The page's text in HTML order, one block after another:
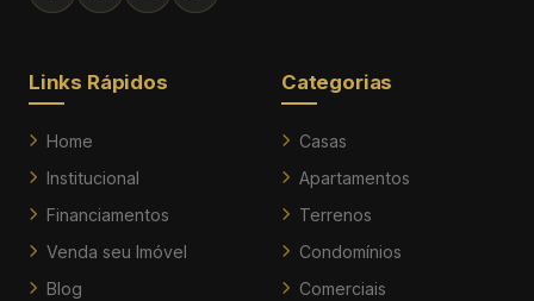
Links Rápidos
Home
Institucional
Financiamentos
Venda seu Imóvel
Blog
Categorias
Casas
Apartamentos
Terrenos
Condomínios
Comerciais